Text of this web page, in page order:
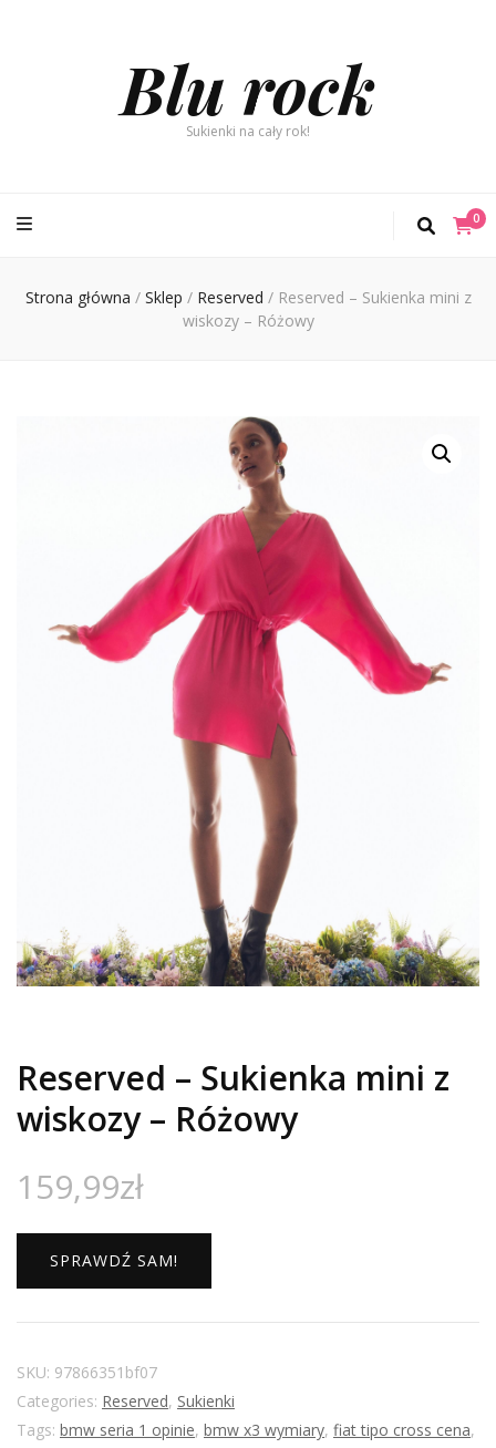
Blu rock
Sukienki na cały rok!
0
Strona główna / Sklep / Reserved / Reserved – Sukienka mini z
wiskozy – Różowy
Reserved – Sukienka mini z
wiskozy – Różowy
159,99zł
SPRAWDŹ SAM!
SKU: 97866351bf07
Categories: Reserved, Sukienki
Tags: bmw seria 1 opinie, bmw x3 wymiary, fiat tipo cross cena,